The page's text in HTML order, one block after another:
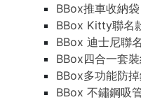
BBox推車收納袋
BBox Kitty聯名
BBox 迪士尼聯
BBox四合一套裝
BBox多功能防
BBox 不鏽鋼吸